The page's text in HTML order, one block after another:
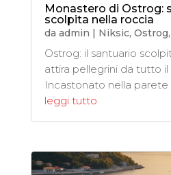
Monastero di Ostrog:
scolpita nella roccia
da admin Niksic, Ostrog,
Ostrog: il santuario
attira pellegrini da tutto
Incastonato nella parete
leggi tutto